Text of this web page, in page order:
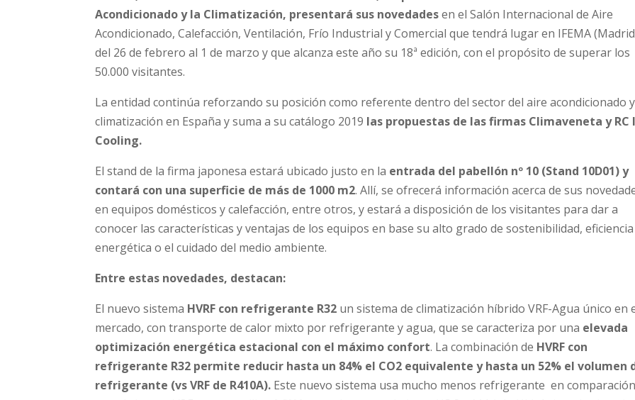
Acondicionado y la Climatización, presentará sus novedadesen el Salón Internacional de Aire
Acondicionado, Calefacción, Ventilación, Frío Industrial y Comercial que tendrá lugar en IFEMA
del 26 de febrero al 1 de marzo y que alcanza este año su 18ª edición, con el propósito de superar los
50.000 visitantes.
La entidad continúa reforzando su posición como referente dentro del sector del aire acondicionado
climatización en España y suma a su catálogo 2019 las propuestas de las firmas Climaveneta y RC
Cooling.
El stand de la firma japonesa estará ubicado justo en la entrada del pabellón nº 10 (Stand 10D01) y
contará con una superficie de más de 1000 m2. Allí, se ofrecerá información acerca de sus
en equipos domésticos y calefacción, entre otros, y estará a disposición de los visitantes para dar a
conocer las características y ventajas de los equipos en base su alto grado de sostenibilidad, eficiencia
energética o el cuidado del medio ambiente.
Entre estas novedades, destacan:
El nuevo sistema HVRF con refrigerante R32 un sistema de climatización híbrido VRF-Agua único en
mercado, con transporte de calor mixto por refrigerante y agua, que se caracteriza por una elevada
optimización energética estacional con el máximo confort. La combinación de HVRF con
refrigerante R32 permite reducir hasta un 84% el CO2 equivalente y hasta un 52% el volumen
refrigerante (vs VRF de R410A). Este nuevo sistema usa mucho menos refrigerante en comparación